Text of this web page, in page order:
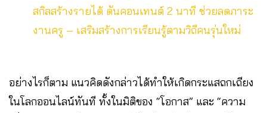
สกิลสร้างรายได้ ดันคอนเทนต์ 2 นาที ช่วยลดภาระ
งานครู – เสริมสร้างการเรียนรู้ตามวิถีคนรุ่นใหม่
อย่างไรก็ตาม แนวคิดดังกล่าวได้ทำให้เกิดกระแสถกเถียง
ในโลกออนไลน์ทันที ทั้งในมิติของ “โอกาส” และ “ความ